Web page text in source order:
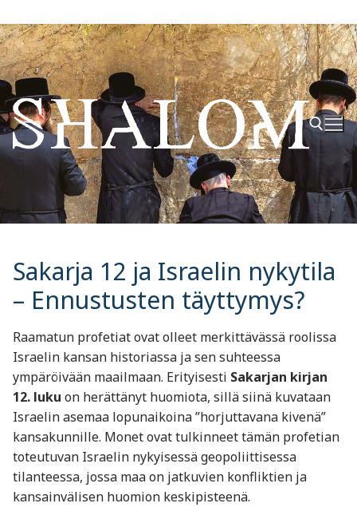
Hyppää
sisältöön
Hae:
Sakarja 12 ja Israelin nykytila
– Ennustusten täyttymys?
Raamatun profetiat ovat olleet merkittävässä roolissa
Israelin kansan historiassa ja sen suhteessa
ympäröivään maailmaan. Erityisesti Sakarjan kirjan
12. luku on herättänyt huomiota, sillä siinä kuvataan
Israelin asemaa lopunaikoina ”horjuttavana kivenä”
kansakunnille. Monet ovat tulkinneet tämän profetian
toteutuvan Israelin nykyisessä geopoliittisessa
tilanteessa, jossa maa on jatkuvien konfliktien ja
kansainvälisen huomion keskipisteenä.